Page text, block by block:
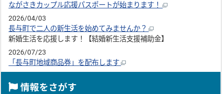
ながさきカップル応援パスポートが始まります！
2026/04/03
長与町で二人の新生活を始めてみませんか？
新婚生活を応援します！【結婚新生活支援補助金】
2026/07/23
「長与町地域商品券」を配布します
情報をさがす